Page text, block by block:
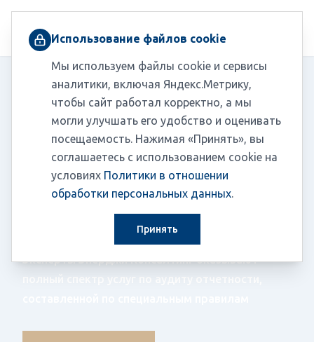
Главная/ Услуги/ Аудиторские услуги
Аудит отчетности специального назначения
Аудит отчетности
специального
назначения
Эксперты Энерджи Консалтинг оказывают
полный спектр услуг по аудиту отчетности,
Использование файлов cookie
Мы используем файлы cookie и сервисы
аналитики, включая Яндекс.Метрику,
чтобы сайт работал корректно, а мы
могли улучшать его удобство и оценивать
посещаемость. Нажимая «Принять», вы
соглашаетесь с использованием cookie на
условиях Политики в отношении
обработки персональных данных.
Принять